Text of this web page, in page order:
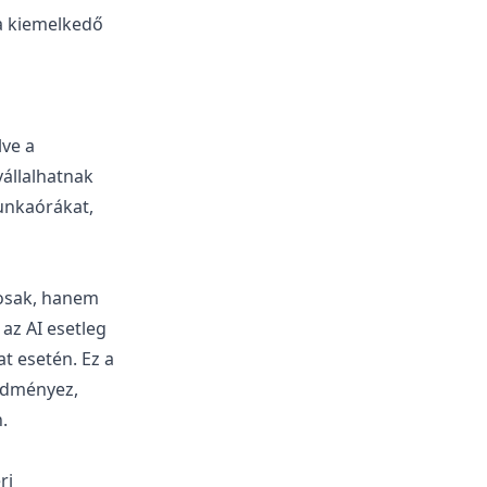
kiemelkedő
a
hanem
AI esetleg
esetén. Ez a